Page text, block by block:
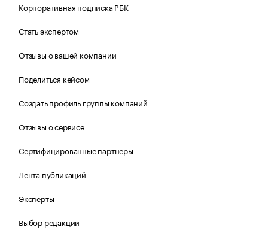
Корпоративная подписка РБК
Стать экспертом
Отзывы о вашей компании
Поделиться кейсом
Создать профиль группы компаний
Отзывы о сервисе
Сертифицированные партнеры
Лента публикаций
Эксперты
Выбор редакции